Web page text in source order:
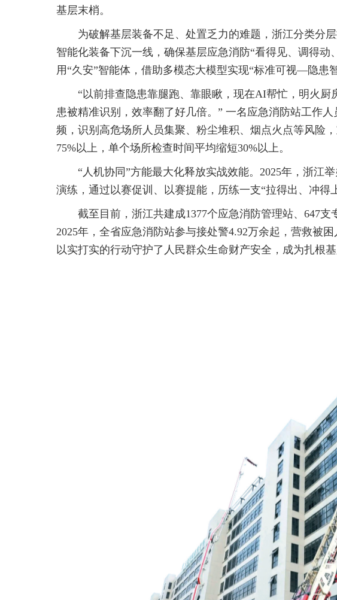
基层末梢。
为破解基层装备不足、处置乏力的难题，浙江分类分
智能化装备下沉一线，确保基层应急消防“看得见、调得动
用“久安”智能体，借助多模态大模型实现“标准可视—隐患智
“以前排查隐患靠腿跑、靠眼瞅，现在AI帮忙，明火
患被精准识别，效率翻了好几倍。” 一名应急消防站工作
频，识别高危场所人员集聚、粉尘堆积、烟点火点等风险
75%以上，单个场所检查时间平均缩短30%以上。
“人机协同”方能最大化释放实战效能。2025年，浙江
演练，通过以赛促训、以赛提能，历练一支“拉得出、冲得
截至目前，浙江共建成1377个应急消防管理站、647支
2025年，全省应急消防站参与接处警4.92万余起，营救被困
以实打实的行动守护了人民群众生命财产安全，成为扎根